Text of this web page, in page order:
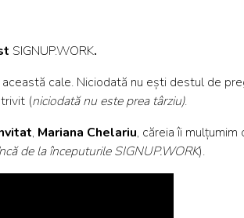
SIGNUP.WORK.
cale. Niciodată nu ești destul de
(niciodată nu este prea târziu).
, Mariana Chelariu, căreia îi
de la începuturile SIGNUP.WORK).